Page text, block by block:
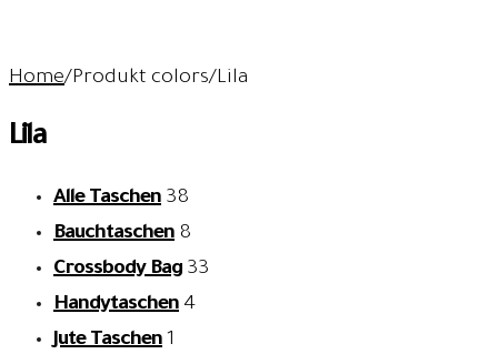
Home/Produkt colors/Lila
Lila
Alle Taschen 38
Bauchtaschen 8
Crossbody Bag 33
Handytaschen 4
Jute Taschen 1